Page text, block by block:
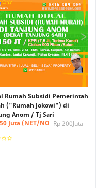
Rumah Subsidi Pemerintah
("Rumah Jokowi") di
Anom / Tj Sari
Rp 200Juta
Juta (NET/NO